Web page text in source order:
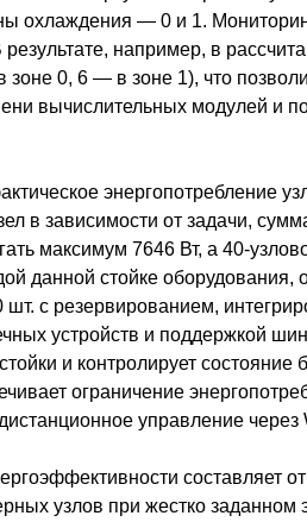
охлаждения — 0 и 1.
например, в
0, 6 — в зоне 1), что
вычислительных модулей и
энергопотребление
в зависимости от задачи,
максимум 7646 Вт, а 40-
данной стойке оборудования,
шт. с резервированием,
устройств и поддержкой
и контролирует состояние
ограничение
управление через
составляет
узлов при жестко заданном